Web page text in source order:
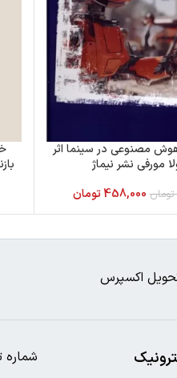
مصنوعی در سینما اثر
مورفی نشر نیماژ
تومان 458,000تومان
اکسپرس
شماره